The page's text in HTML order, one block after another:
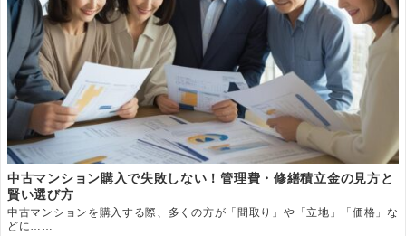
中古マンション購入で失敗しない！管理費・修繕積立金の見方と
賢い選び方
中古マンションを購入する際、多くの方が「間取り」や「立地」「価格」な
どに……